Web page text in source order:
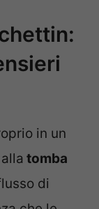
in un
tomba
di